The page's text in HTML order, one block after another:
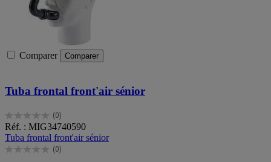
Comparer Comparer
Tuba frontal front'air sénior
(0)
0.0
sur
5
étoiles.
Réf. : MIG34740590
Tuba frontal front'air sénior
(0)
0.0